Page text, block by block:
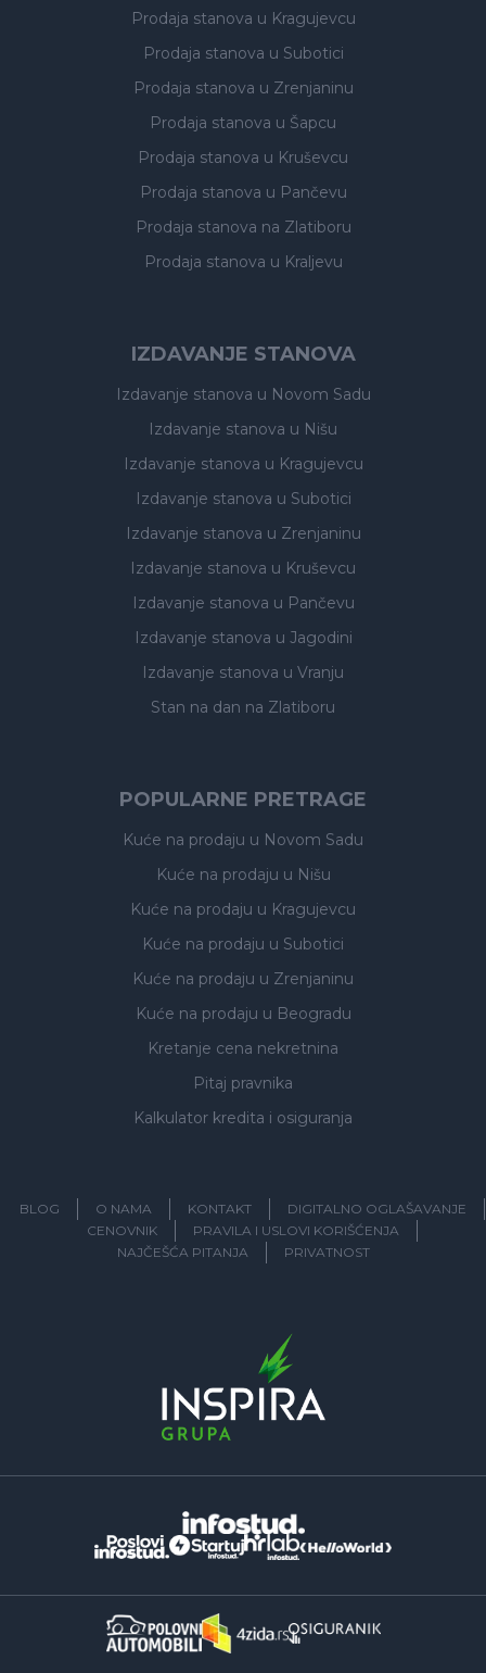
Prodaja stanova u Kragujevcu
Prodaja stanova u Subotici
Prodaja stanova u Zrenjaninu
Prodaja stanova u Šapcu
Prodaja stanova u Kruševcu
Prodaja stanova u Pančevu
Prodaja stanova na Zlatiboru
Prodaja stanova u Kraljevu
IZDAVANJE STANOVA
Izdavanje stanova u Novom Sadu
Izdavanje stanova u Nišu
Izdavanje stanova u Kragujevcu
Izdavanje stanova u Subotici
Izdavanje stanova u Zrenjaninu
Izdavanje stanova u Kruševcu
Izdavanje stanova u Pančevu
Izdavanje stanova u Jagodini
Izdavanje stanova u Vranju
Stan na dan na Zlatiboru
POPULARNE PRETRAGE
Kuće na prodaju u Novom Sadu
Kuće na prodaju u Nišu
Kuće na prodaju u Kragujevcu
Kuće na prodaju u Subotici
Kuće na prodaju u Zrenjaninu
Kuće na prodaju u Beogradu
Kretanje cena nekretnina
Pitaj pravnika
Kalkulator kredita i osiguranja
BLOG O NAMA KONTAKT
DIGITALNO OGLAŠAVANJE
CENOVNIK
PRAVILA I USLOVI KORIŠĆENJA
NAJČEŠĆA PITANJA
PRIVATNOST